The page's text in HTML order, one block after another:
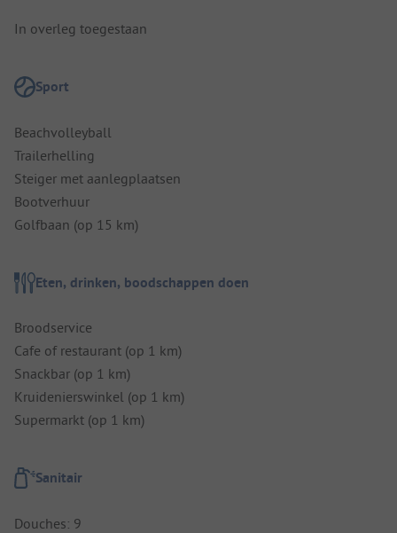
In overleg toegestaan
Sport
Beachvolleyball
Trailerhelling
Steiger met aanlegplaatsen
Bootverhuur
Golfbaan (op 15 km)
Eten, drinken, boodschappen doen
Broodservice
Cafe of restaurant (op 1 km)
Snackbar (op 1 km)
Kruidenierswinkel (op 1 km)
Supermarkt (op 1 km)
Sanitair
Douches: 9